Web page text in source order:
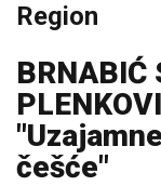
Region
BRNABIĆ
češće"